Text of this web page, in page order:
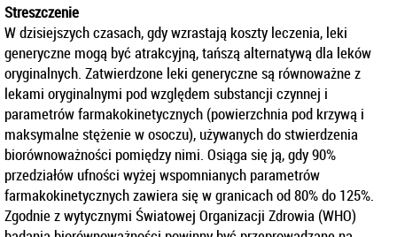
Streszczenie
W dzisiejszych czasach, gdy wzrastają koszty leczenia, leki
generyczne mogą być atrakcyjną, tańszą alternatywą dla leków
oryginalnych. Zatwierdzone leki generyczne są równoważne z
lekami oryginalnymi pod względem substancji czynnej i
parametrów farmakokinetycznych (powierzchnia pod krzywą i
maksymalne stężenie w osoczu), używanych do stwierdzenia
biorównoważności pomiędzy nimi. Osiąga się ją, gdy 90%
przedziałów ufności wyżej wspomnianych parametrów
farmakokinetycznych zawiera się w granicach od 80% do 125%.
Zgodnie z wytycznymi Światowej Organizacji Zdrowia (WHO)